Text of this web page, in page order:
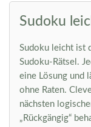
Sudoku
Sudoku leicht ist
Sudoku-Rätsel.
eine Lösung und
ohne Raten.
nächsten
„Rückgängig“